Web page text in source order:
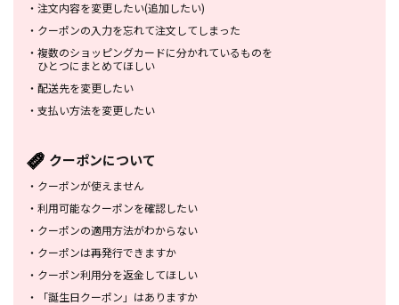
・ 注文内容を変更したい(追加したい)
・ クーポンの入力を忘れて注文してしまった
・ 複数のショッピングカードに分かれているものを
ひとつにまとめてほしい
・ 配送先を変更したい
・ 支払い方法を変更したい
クーポンについて
・ クーポンが使えません
・ 利用可能なクーポンを確認したい
・ クーポンの適用方法がわからない
・ クーポンは再発行できますか
・ クーポン利用分を返金してほしい
・
「誕生日クーポン」はありますか